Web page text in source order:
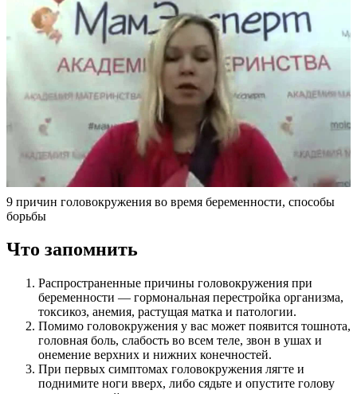
9 причин головокружения во время беременности, способы
борьбы
Что запомнить
Распространенные причины головокружения при
беременности — гормональная перестройка организма,
токсикоз, анемия, растущая матка и патологии.
Помимо головокружения у вас может появится тошнота,
головная боль, слабость во всем теле, звон в ушах и
онемение верхних и нижних конечностей.
При первых симптомах головокружения лягте и
поднимите ноги вверх, либо сядьте и опустите голову